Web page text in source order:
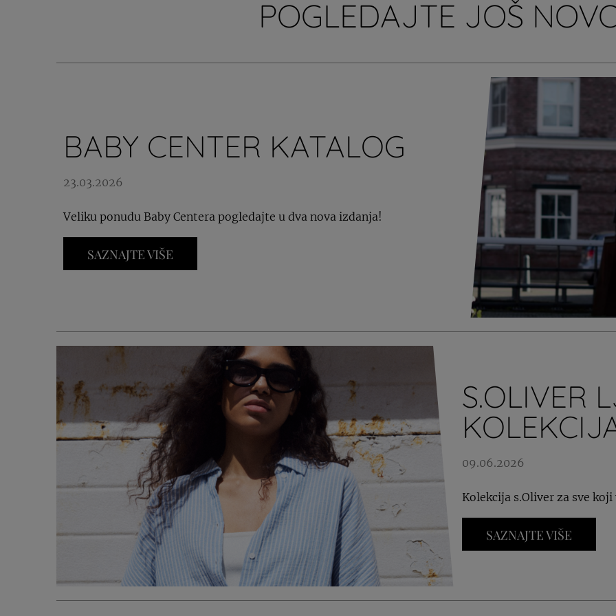
POGLEDAJTE JOŠ
BABY CENTER KATALOG
23.03.2026
Veliku ponudu Baby Centera pogledajte u dva nova izdanja!
SAZNAJTE VIŠE
S.OLIVER
09.06.2026
Kolekcija s.Oliver za sve
SAZNAJTE VIŠE